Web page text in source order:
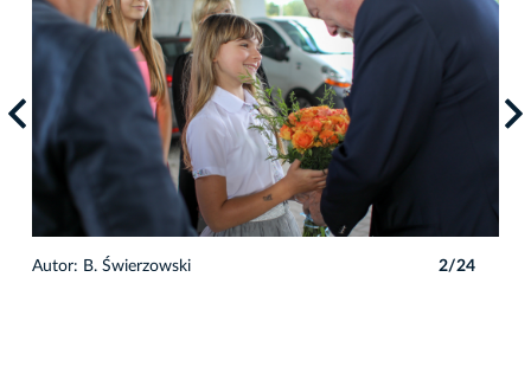
Autor: B. Świerzowski 2/24